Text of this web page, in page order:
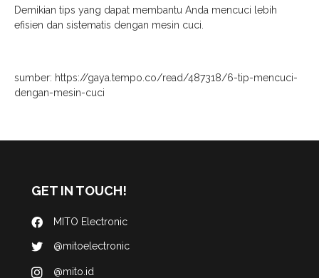
Demikian tips yang dapat membantu Anda mencuci lebih
efisien dan sistematis dengan mesin cuci.
sumber: https://gaya.tempo.co/read/487318/6-tip-mencuci-
dengan-mesin-cuci
GET IN TOUCH!
MITO Electronic
@mitoelectronic
@mito.id